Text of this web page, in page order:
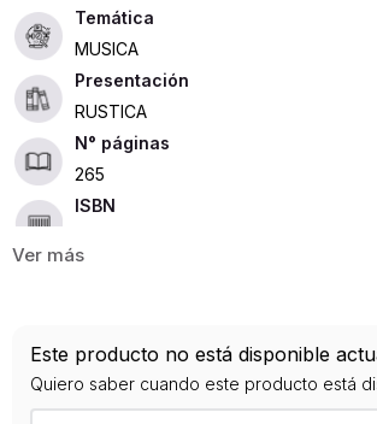
MUSICA
Presentación
RUSTICA
265
ISBN
Editorial
2014
Este producto no está disponible
Quiero saber cuando este producto está